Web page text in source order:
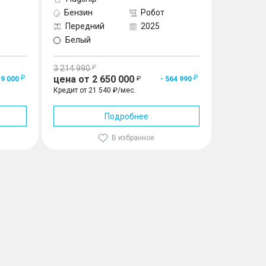
000
Бензин
Робот
Передний
2025
Белый
3 214 990
цена от 2 650 000
- 564 990
Кредит от 21 540 ₽/мес.
Подробнее
В избранное